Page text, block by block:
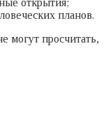
открытия;
планов.
могут просчитать,